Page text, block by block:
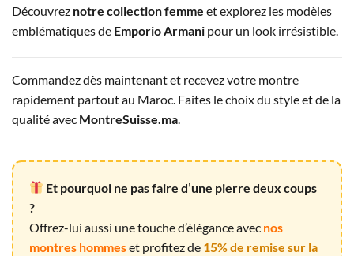
Découvrez notre collection femme et explorez les modèles
emblématiques de Emporio Armani pour un look irrésistible.
Commandez dès maintenant et recevez votre montre
rapidement partout au Maroc. Faites le choix du style et de la
qualité avec MontreSuisse.ma.
Et pourquoi ne pas faire d’une pierre deux coups
?
Offrez-lui aussi une touche d’élégance avec nos
montres hommeset profitez de 15% de remise sur la